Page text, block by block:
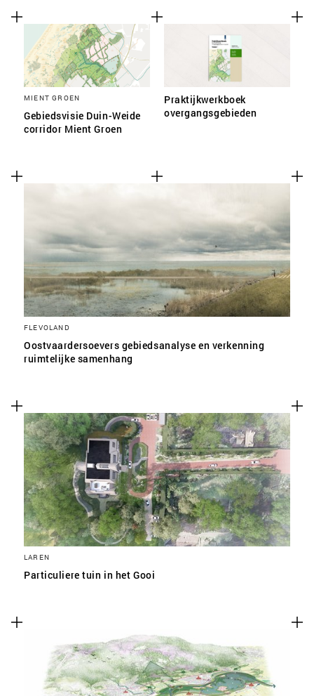
MIENT GROEN
Gebiedsvisie Duin-Weide
corridor Mient Groen
Praktijkwerkboek
overgangsgebieden
FLEVOLAND
Oostvaardersoevers gebiedsanalyse en verkenning
ruimtelijke samenhang
LAREN
Particuliere tuin in het Gooi